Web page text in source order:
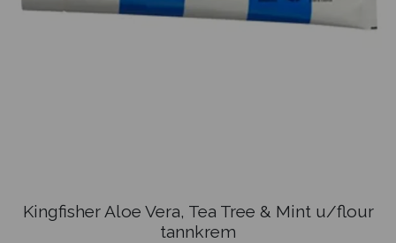
Kingfisher Aloe Vera, Tea Tree & Mint u/flour
tannkrem